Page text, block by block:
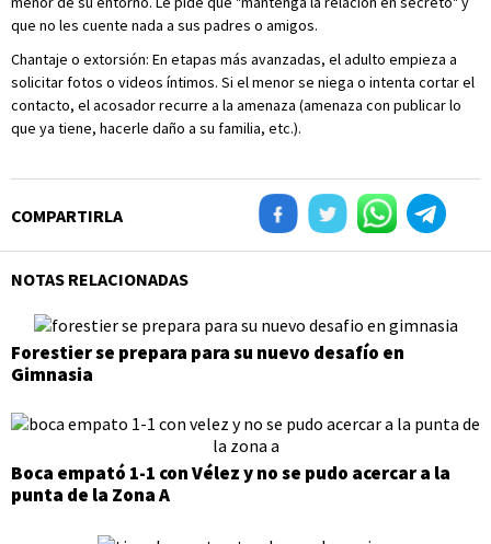
que no les cuente nada a sus padres o amigos.
Chantaje o extorsión: En etapas más avanzadas, el adulto empieza a
solicitar fotos o videos íntimos. Si el menor se niega o intenta cortar el
contacto, el acosador recurre a la amenaza (amenaza con publicar lo
que ya tiene, hacerle daño a su familia, etc.).
COMPARTIRLA
NOTAS RELACIONADAS
Forestier se prepara para su nuevo desafío en
Gimnasia
Boca empató 1-1 con Vélez y no se pudo acercar a la
punta de la Zona A